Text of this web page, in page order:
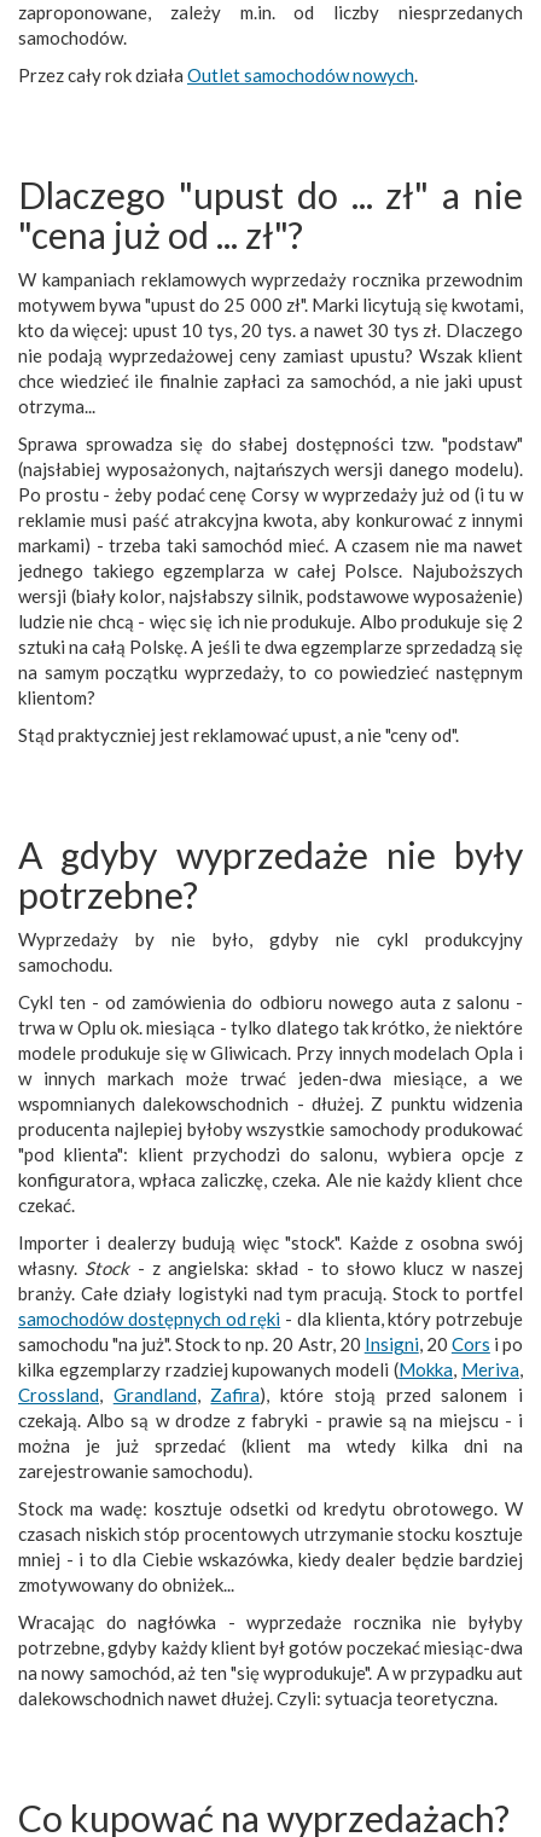
zaproponowane, zależy m.in. od liczby niesprzedanych
samochodów.
Przez cały rok działa Outlet samochodów nowych.
Dlaczego "upust do ... zł" a nie
"cena już od ... zł"?
W kampaniach reklamowych wyprzedaży rocznika przewodnim
motywem bywa "upust do 25 000 zł". Marki licytują się kwotami,
kto da więcej: upust 10 tys, 20 tys. a nawet 30 tys zł. Dlaczego
nie podają wyprzedażowej ceny zamiast upustu? Wszak klient
chce wiedzieć ile finalnie zapłaci za samochód, a nie jaki upust
otrzyma...
Sprawa sprowadza się do słabej dostępności tzw. "podstaw"
(najsłabiej wyposażonych, najtańszych wersji danego modelu).
Po prostu - żeby podać cenę Corsy w wyprzedaży już od (i tu w
reklamie musi paść atrakcyjna kwota, aby konkurować z innymi
markami) - trzeba taki samochód mieć. A czasem nie ma nawet
jednego takiego egzemplarza w całej Polsce. Najuboższych
wersji (biały kolor, najsłabszy silnik, podstawowe wyposażenie)
ludzie nie chcą - więc się ich nie produkuje. Albo produkuje się 2
sztuki na całą Polskę. A jeśli te dwa egzemplarze sprzedadzą się
na samym początku wyprzedaży, to co powiedzieć następnym
klientom?
Stąd praktyczniej jest reklamować upust, a nie "ceny od".
A gdyby wyprzedaże nie były
potrzebne?
Wyprzedaży by nie było, gdyby nie cykl produkcyjny
samochodu.
Cykl ten - od zamówienia do odbioru nowego auta z salonu -
trwa w Oplu ok. miesiąca - tylko dlatego tak krótko, że niektóre
modele produkuje się w Gliwicach. Przy innych modelach Opla i
w innych markach może trwać jeden-dwa miesiące, a we
wspomnianych dalekowschodnich - dłużej. Z punktu widzenia
producenta najlepiej byłoby wszystkie samochody produkować
"pod klienta": klient przychodzi do salonu, wybiera opcje z
konfiguratora, wpłaca zaliczkę, czeka. Ale nie każdy klient chce
czekać.
Importer i dealerzy budują więc "stock". Każde z osobna swój
własny. Stock - z angielska: skład - to słowo klucz w naszej
branży. Całe działy logistyki nad tym pracują. Stock to portfel
samochodów dostępnych od ręki - dla klienta, który potrzebuje
samochodu "na już". Stock to np. 20 Astr, 20 Insigni, 20 Cors i po
kilka egzemplarzy rzadziej kupowanych modeli (Mokka, Meriva,
Crossland, Grandland, Zafira), które stoją przed salonem i
czekają. Albo są w drodze z fabryki - prawie są na miejscu - i
można je już sprzedać (klient ma wtedy kilka dni na
zarejestrowanie samochodu).
Stock ma wadę: kosztuje odsetki od kredytu obrotowego. W
czasach niskich stóp procentowych utrzymanie stocku kosztuje
mniej - i to dla Ciebie wskazówka, kiedy dealer będzie bardziej
zmotywowany do obniżek...
Wracając do nagłówka - wyprzedaże rocznika nie byłyby
potrzebne, gdyby każdy klient był gotów poczekać miesiąc-dwa
na nowy samochód, aż ten "się wyprodukuje". A w przypadku aut
dalekowschodnich nawet dłużej. Czyli: sytuacja teoretyczna.
Co kupować na wyprzedażach?